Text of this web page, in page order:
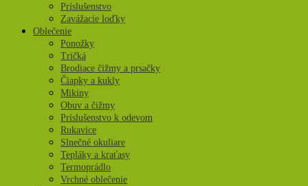
Príslušenstvo
Zavážacie loďky
Oblečenie
Ponožky
Tričká
Brodiace čižmy a prsačky
Čiapky a kukly
Mikiny
Obuv a čižmy
Príslušenstvo k odevom
Rukavice
Slnečné okuliare
Tepláky a kraťasy
Termoprádlo
Vrchné oblečenie